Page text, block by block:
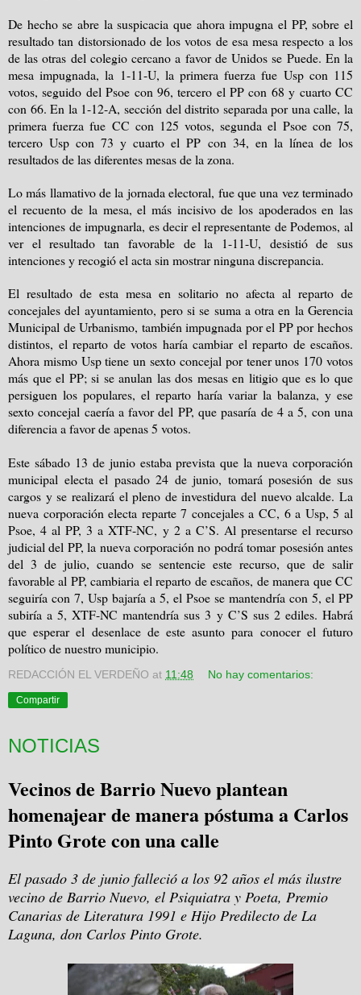
De hecho se abre la suspicacia que ahora impugna el PP, sobre el
resultado tan distorsionado de los votos de esa mesa respecto a los
de las otras del colegio cercano a favor de Unidos se Puede. En la
mesa impugnada, la 1-11-U, la primera fuerza fue Usp con 115
votos, seguido del Psoe con 96, tercero el PP con 68 y cuarto CC
con 66. En la 1-12-A, sección del distrito separada por una calle, la
primera fuerza fue CC con 125 votos, segunda el Psoe con 75,
tercero Usp con 73 y cuarto el PP con 34, en la línea de los
resultados de las diferentes mesas de la zona.
Lo más llamativo de la jornada electoral, fue que una vez terminado
el recuento de la mesa, el más incisivo de los apoderados en las
intenciones de impugnarla, es decir el representante de Podemos, al
ver el resultado tan favorable de la 1-11-U, desistió de sus
intenciones y recogió el acta sin mostrar ninguna discrepancia.
El resultado de esta mesa en solitario no afecta al reparto de
concejales del ayuntamiento, pero si se suma a otra en la Gerencia
Municipal de Urbanismo, también impugnada por el PP por hechos
distintos, el reparto de votos haría cambiar el reparto de escaños.
Ahora mismo Usp tiene un sexto concejal por tener unos 170 votos
más que el PP; si se anulan las dos mesas en litigio que es lo que
persiguen los populares, el reparto haría variar la balanza, y ese
sexto concejal caería a favor del PP, que pasaría de 4 a 5, con una
diferencia a favor de apenas 5 votos.
Este sábado 13 de junio estaba prevista que la nueva corporación
municipal electa el pasado 24 de junio, tomará posesión de sus
cargos y se realizará el pleno de investidura del nuevo alcalde. La
nueva corporación electa reparte 7 concejales a CC, 6 a Usp, 5 al
Psoe, 4 al PP,3 a XTF-NC, y 2 a C’S. Al presentarse el recurso
judicial del PP, la nueva corporación no podrá tomar posesión antes
del 3 de julio, cuando se sentencie este recurso, que de salir
favorable al PP, cambiaria el reparto de escaños, de manera que CC
seguiría con 7, Usp bajaría a 5, el Psoe se mantendría con 5, el PP
subiría a 5, XTF-NC mantendría sus 3 y C’S sus 2 ediles. Habrá
que esperar el desenlace de este asunto para conocer el futuro
político de nuestro municipio.
REDACCIÓN EL VERDEÑO at 11:48 No hay comentarios:
Compartir
NOTICIAS
Vecinos de Barrio Nuevo plantean
homenajear de manera póstuma a Carlos
Pinto Grote con una calle
El pasado 3 de junio falleció a los 92 años el más ilustre
vecino de Barrio Nuevo, el Psiquiatra y Poeta, Premio
Canarias de Literatura 1991 e Hijo Predilecto de La
Laguna, don Carlos Pinto Grote.